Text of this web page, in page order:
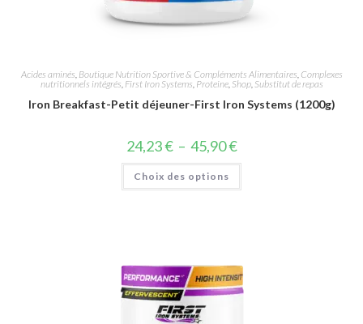
Acides aminés Boutique Nutrition Sportive & Compléments Alimentaires Complexes
nutritionnels intégrés First Iron Systems Proteine, Shop, Substitut de repas
Iron Breakfast-Petit déjeuner-First Iron Systems (1200g)
24,23€ – 45,90€
Choix des options